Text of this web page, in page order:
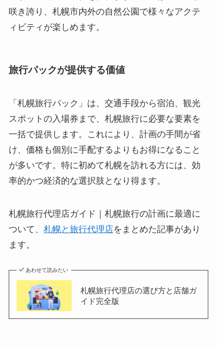
咲き誇り、札幌市内外の自然公園で様々なアクテ
ィビティが楽しめます。
旅行パックが提供する価値
「札幌旅行パック」は、交通手段から宿泊、観光
スポットの入場券まで、札幌旅行に必要な要素を
一括で提供します。これにより、計画の手間が省
け、価格も個別に手配するよりもお得になること
が多いです。特に初めて札幌を訪れる方には、効
率的かつ経済的な選択肢となり得ます。
札幌旅行代理店ガイド｜札幌旅行の計画に最適に
ついて、 札幌と旅行代理店をまとめた記事があり
ます。
あわせて読みたい
札幌旅行代理店の選び方と店舗ガ
イド完全版